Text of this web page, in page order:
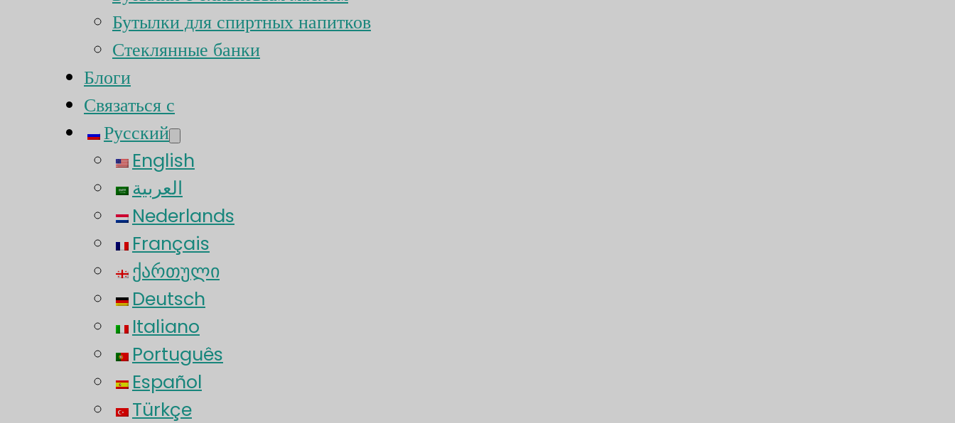
Бутылки для спиртных напитков
Стеклянные банки
Блоги
Связаться с
Русский
English
العربية
Nederlands
Français
ქართული
Deutsch
Italiano
Português
Español
Türkçe